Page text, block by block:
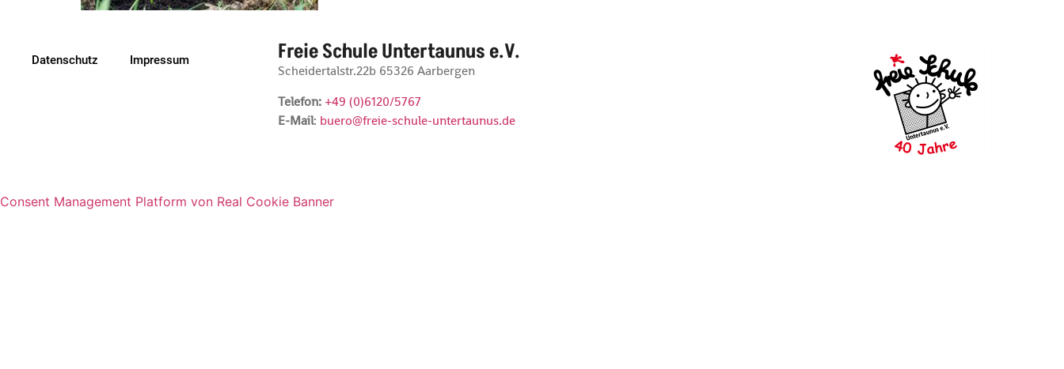
Datenschutz Impressum Freie Schule Untertaunus e.V.
Scheidertalstr.22b 65326 Aarbergen
Telefon: +49 (0)6120/5767
E-Mail: buero@freie-schule-untertaunus.de
Consent Management Platform von Real Cookie Banner